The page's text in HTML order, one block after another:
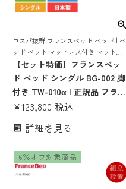
コスパ抜群 フランスベッド ベッド | ベ
ッド ベット マットレス付き マットレ
スセット 脚付き スノコ すのこ すのこ
ベッド 宮付き 宮 棚 コンセント付き コ
【セット特価】フランスベッ
ド ベッド シングル BG-002 脚
付き TW-010α | 正規品 フラン
スベッド製 目玉 マットレス付
TW010 マットレスセット 腰痛
¥123,800 税込
詳細を見る
6％オフ対象商品